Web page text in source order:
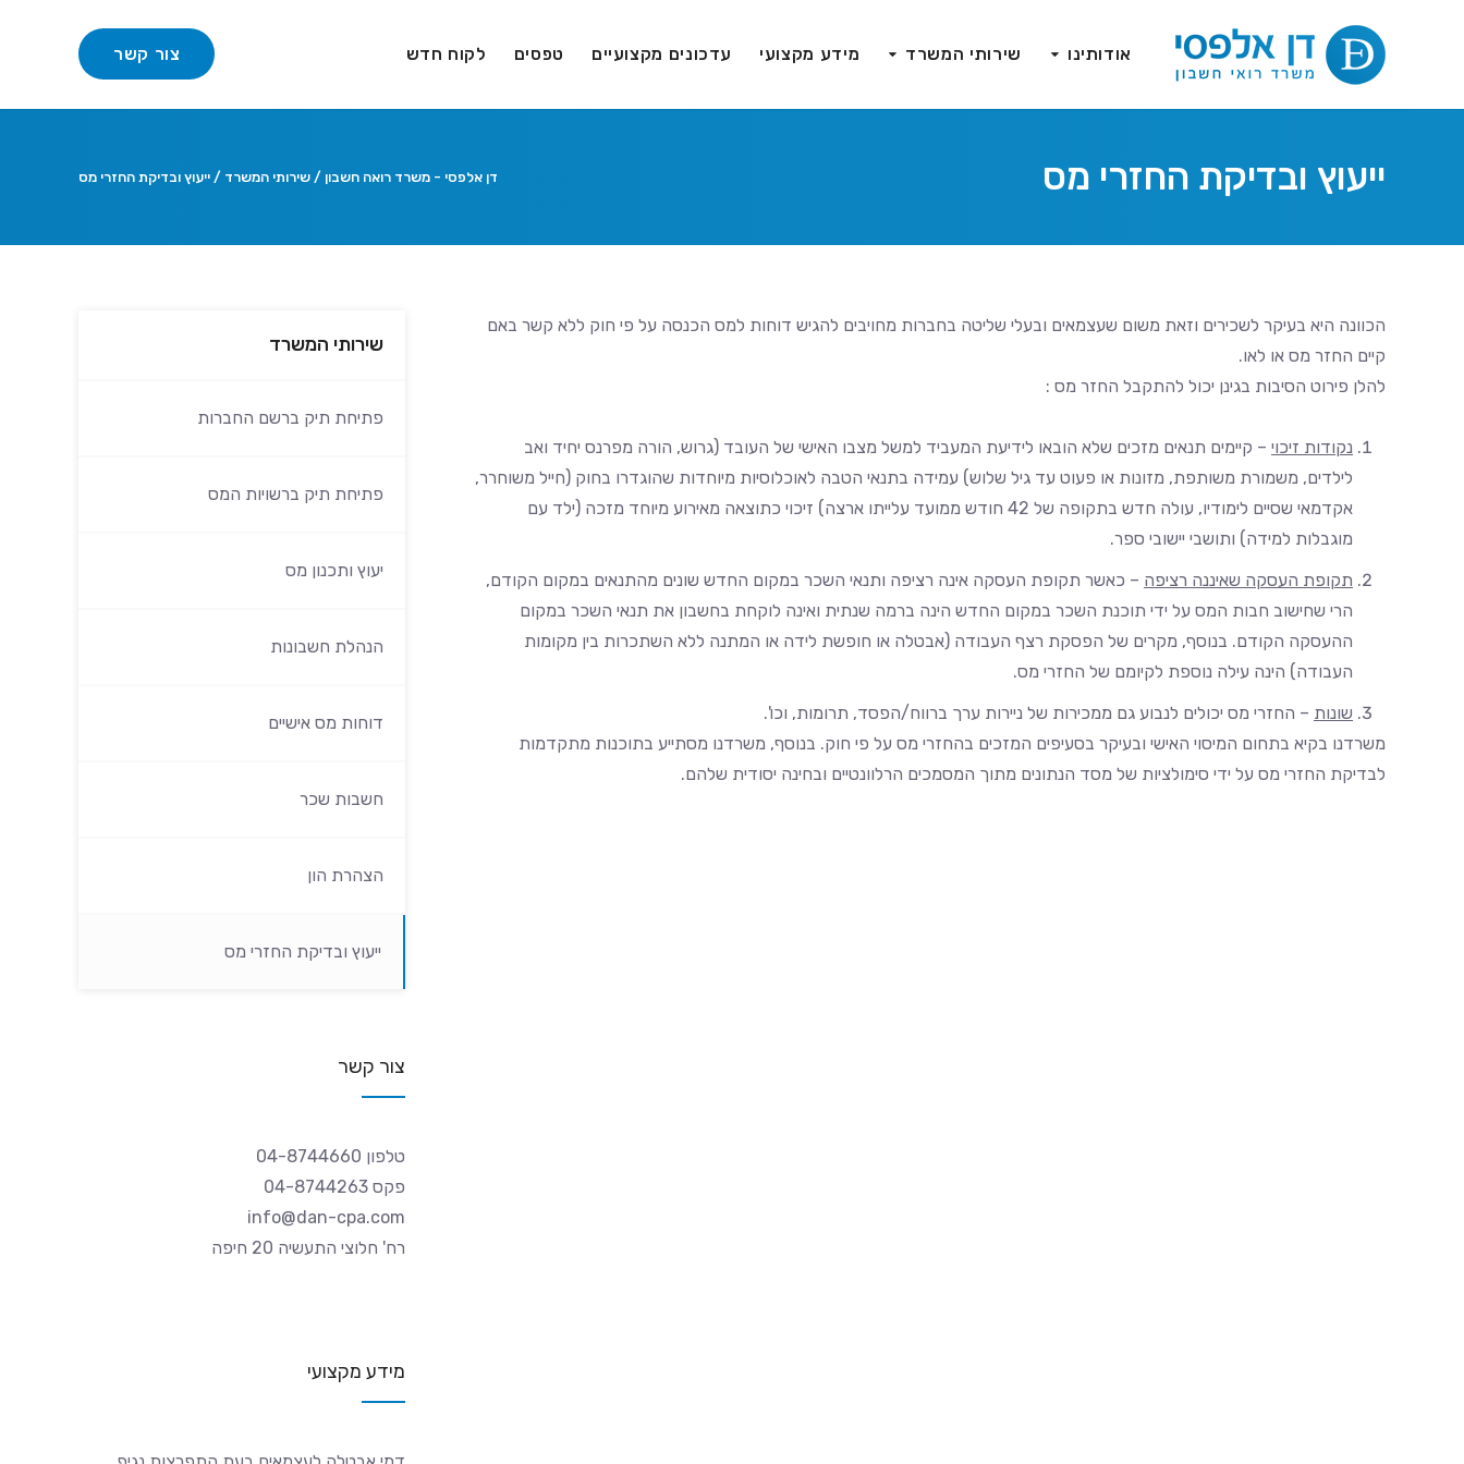
אודותינו שירותי המשרד מידע מקצועי עדכונים מקצועיים טפסים לקוח חדש צור קשר
ייעוץ ובדיקת החזרי מס דן אלפסי - משרד רואה חשבון / שירותי המשרד / ייעוץ ובדיקת החזרי מס
הכוונה היא בעיקר לשכירים וזאת משום שעצמאים ובעלי שליטה בחברות מחויבים להגיש דוחות למס הכנסה על פי חוק ללא קשר באם
קיים החזר מס או לאו.
להלן פירוט הסיבות בגינן יכול להתקבל החזר מס :
נקודות זיכוי – קיימים תנאים מזכים שלא הובאו לידיעת המעביד למשל מצבו האישי של העובד (גרוש, הורה מפרנס יחיד ואב
לילדים, משמורת משותפת, מזונות או פעוט עד גיל שלוש) עמידה בתנאי הטבה לאוכלוסיות מיוחדות שהוגדרו בחוק (חייל משוחרר,
אקדמאי שסיים לימודיו, עולה חדש בתקופה של 42 חודש ממועד עלייתו ארצה) זיכוי כתוצאה מאירוע מיוחד מזכה (ילד עם
מוגבלות למידה) ותושבי יישובי ספר.
תקופת העסקה שאיננה רציפה – כאשר תקופת העסקה אינה רציפה ותנאי השכר במקום החדש שונים מהתנאים במקום הקודם,
הרי שחישוב חבות המס על ידי תוכנת השכר במקום החדש הינה ברמה שנתית ואינה לוקחת בחשבון את תנאי השכר במקום
ההעסקה הקודם. בנוסף, מקרים של הפסקת רצף העבודה (אבטלה או חופשת לידה או המתנה ללא השתכרות בין מקומות
העבודה) הינה עילה נוספת לקיומם של החזרי מס.
שונות – החזרי מס יכולים לנבוע גם ממכירות של ניירות ערך ברווח/הפסד, תרומות, וכו'.
משרדנו בקיא בתחום המיסוי האישי ובעיקר בסעיפים המזכים בהחזרי מס על פי חוק. בנוסף, משרדנו מסתייע בתוכנות מתקדמות
לבדיקת החזרי מס על ידי סימולציות של מסד הנתונים מתוך המסמכים הרלוונטיים ובחינה יסודית שלהם.
שירותי המשרד
פתיחת תיק ברשם החברות
פתיחת תיק ברשויות המס
יעוץ ותכנון מס
הנהלת חשבונות
דוחות מס אישיים
חשבות שכר
הצהרת הון
ייעוץ ובדיקת החזרי מס
צור קשר
טלפון 04-8744660
פקס 04-8744263
info@dan-cpa.com
רח' חלוצי התעשיה 20 חיפה
מידע מקצועי